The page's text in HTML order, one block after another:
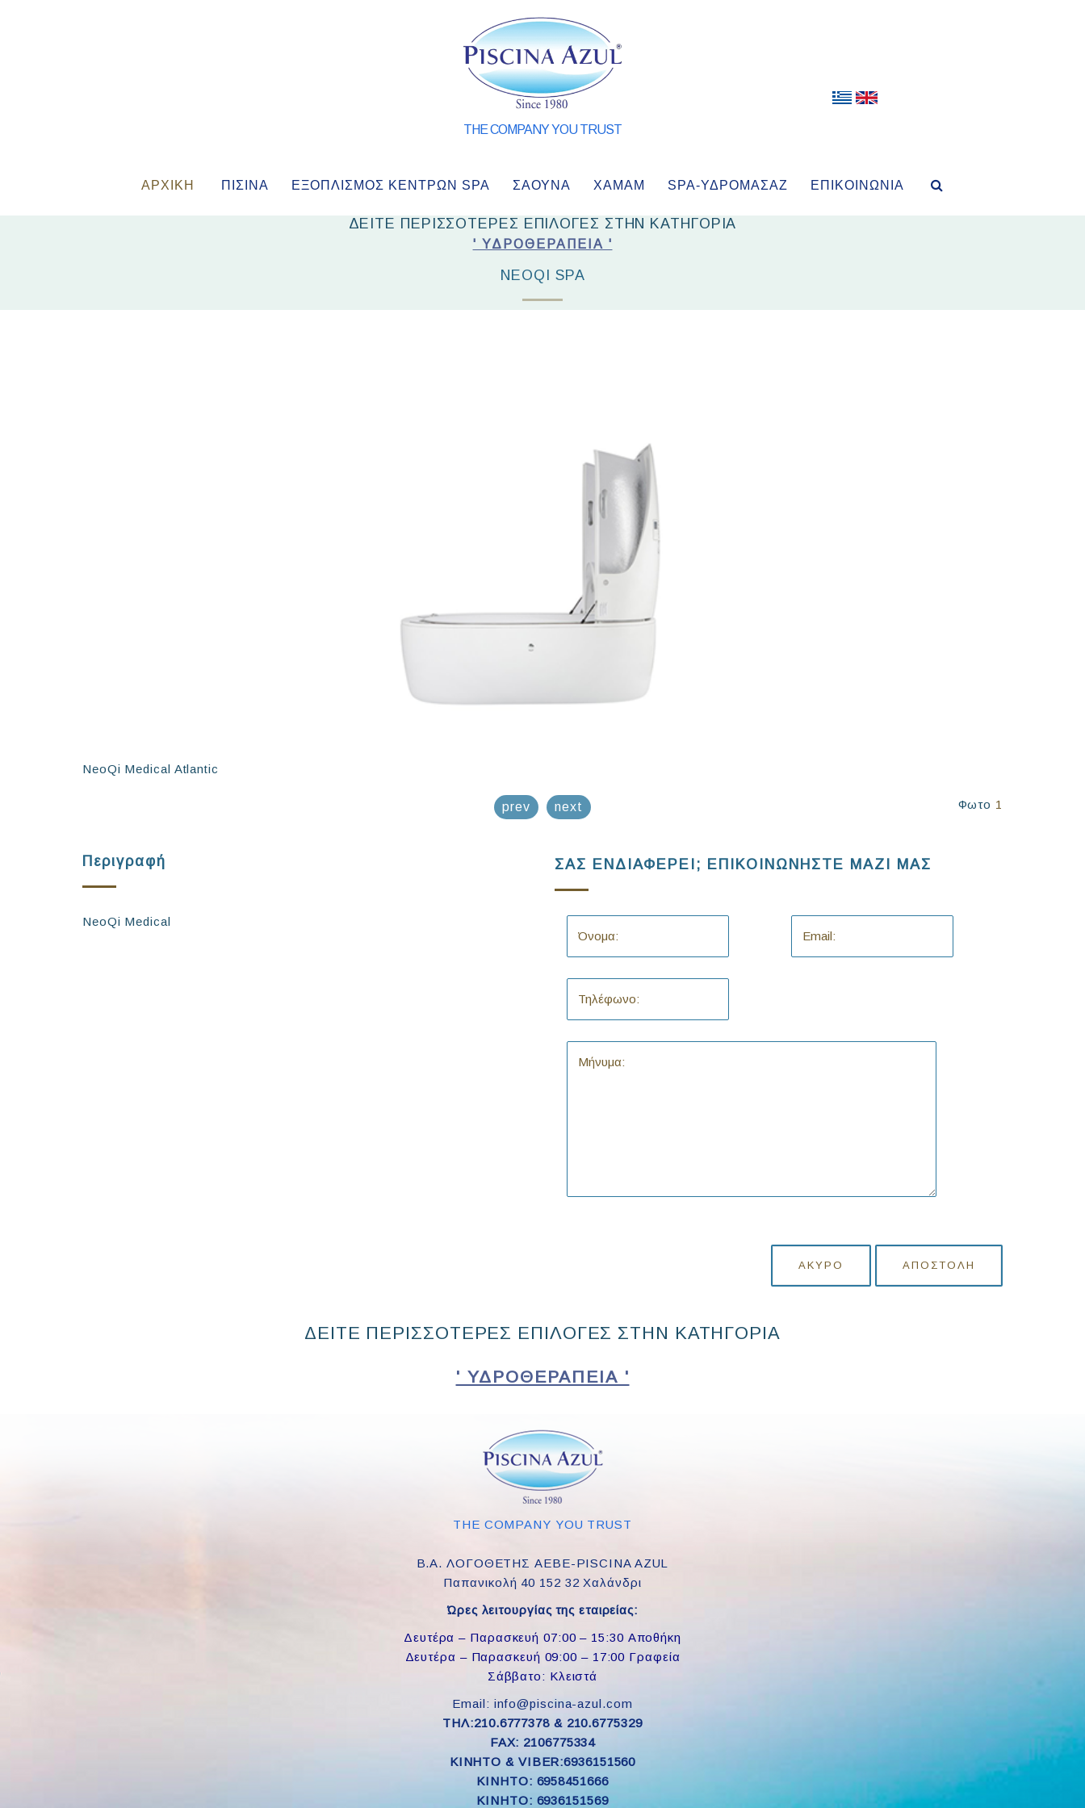
THE COMPANY YOU TRUST
ΑΡΧΙΚΗ ΠΙΣΙΝΑ ΕΞΟΠΛΙΣΜΌΣ ΚΈΝΤΡΩΝ SPA ΣΑΟΥΝΑ ΧΑΜΑΜ SPA-ΥΔΡΟΜΑΣΆΖ ΕΠΙΚΟΙΝΩΝΊΑ
ΔΕΙΤΕ ΠΕΡΙΣΣΟΤΕΡΕΣ ΕΠΙΛΟΓΕΣ ΣΤΗΝ ΚΑΤΗΓΟΡΙΑ
' ΥΔΡΟΘΕΡΑΠΕΊΑ '
NEOQI SPA
NeoQi Medical Atlantic
prev next Φωτο 1
Περιγραφή
NeoQi Medical
ΣΑΣ ΕΝΔΙΑΦΕΡΕΙ; ΕΠΙΚΟΙΝΩΝΗΣΤΕ ΜΑΖΙ ΜΑΣ
ΆΚΥΡΟ ΑΠΟΣΤΟΛΉ
ΔΕΙΤΕ ΠΕΡΙΣΣΟΤΕΡΕΣ ΕΠΙΛΟΓΕΣ ΣΤΗΝ ΚΑΤΗΓΟΡΙΑ
' ΥΔΡΟΘΕΡΑΠΕΊΑ '
THE COMPANY YOU TRUST
Β.Α. ΛΟΓΟΘΕΤΗΣ ΑΕΒΕ-PISCINA AZUL
Παπανικολή 40 152 32 Χαλάνδρι
Ώρες λειτουργίας της εταιρείας:
Δευτέρα – Παρασκευή 07:00 – 15:30 Αποθήκη
Δευτέρα – Παρασκευή 09:00 – 17:00 Γραφεία
Σάββατο: Κλειστά
Email: info@piscina-azul.com
ΤΗΛ:210.6777378 & 210.6775329
FAX: 2106775334
ΚΙΝΗΤΟ & VIBER:6936151560
KINHTO: 6958451666
KINHTO: 6936151569